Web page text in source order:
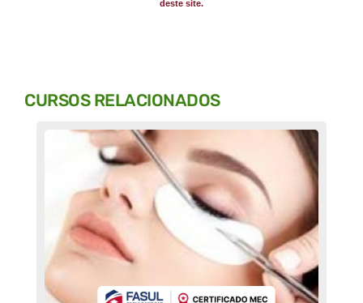
deste site.
CURSOS RELACIONADOS